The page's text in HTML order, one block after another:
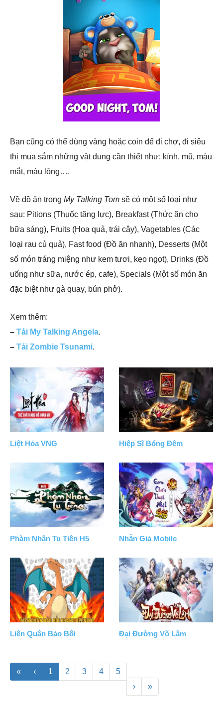
Bạn cũng có thể dùng vàng hoặc coin để đi chợ, đi siêu
thị mua sắm những vật dụng cần thiết như: kính, mũ, màu
mắt, màu lông….
Về đồ ăn trong My Talking Tom sẽ có một số loại như
sau: Pitions (Thuốc tăng lực), Breakfast (Thức ăn cho
bữa sáng), Fruits (Hoa quả, trái cây), Vagetables (Các
loại rau củ quả), Fast food (Đồ ăn nhanh), Desserts (Một
số món tráng miệng như kem tươi, kẹo ngọt), Drinks (Đồ
uống như sữa, nước ép, cafe), Specials (Một số món ăn
đặc biệt như gà quay, bún phở).
Xem thêm:
– Tải My Talking Angela.
– Tải Zombie Tsunami.
Liệt Hỏa VNG Hiệp Sĩ Bóng Đêm
Phàm Nhân Tu Tiên H5 Nhẫn Giả Mobile
Liên Quân Bảo Bối Đại Đường Võ Lâm
« ‹ 1 2 3 4
5
›
»